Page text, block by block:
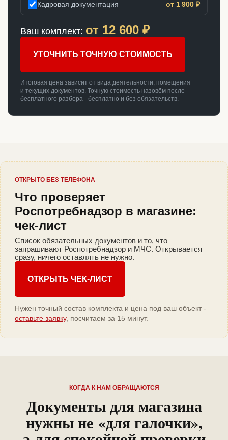
Кадровая документация от 1 900 ₽
Ваш комплект: от 12 600 ₽
УТОЧНИТЬ ТОЧНУЮ СТОИМОСТЬ
Итоговая цена зависит от вида деятельности, помещения
и текущих документов. Точную стоимость назовём после
бесплатного разбора - бесплатно и без обязательств.
ОТКРЫТО БЕЗ ТЕЛЕФОНА
Что проверяет
Роспотребнадзор в магазине:
чек-лист
Список обязательных документов и то, что
запрашивают Роспотребнадзор и МЧС. Открывается
сразу, ничего оставлять не нужно.
ОТКРЫТЬ ЧЕК-ЛИСТ
Нужен точный состав комплекта и цена под ваш объект -
оставьте заявку, посчитаем за 15 минут.
КОГДА К НАМ ОБРАЩАЮТСЯ
Документы для магазина
нужны не «для галочки»,